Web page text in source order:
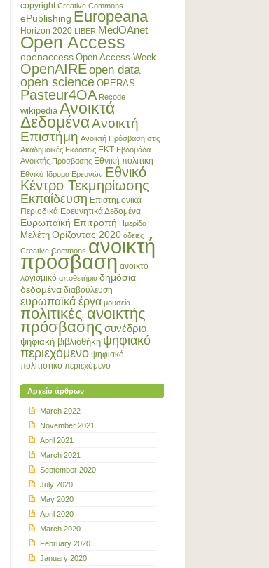
copyright Creative Commons
ePublishing Europeana
Horizon 2020 LIBER MedOAnet
Open Access
openaccess Open Access Week
OpenAIREopen data
open science OPERAS
Pasteur4OA Recode
wikipedia Ανοικτά
ΔεδομέναΑνοικτή
Επιστήμη Ανοικτή Πρόσβαση στις
Ακαδημαϊκές Εκδόσεις ΕΚΤ Εβδομάδα
Ανοικτής Πρόσβασης Εθνική πολιτική
Εθνικό Ίδρυμα Ερευνών Εθνικό
Κέντρο Τεκμηρίωσης
Εκπαίδευση Επιστημονικά
Περιοδικά Ερευνητικά Δεδομένα
Ευρωπαϊκή Επιτροπή Ημερίδα
Μελέτη Ορίζοντας 2020 άδειες
Creative Commons ανοικτή
πρόσβαση ανοικτό
λογισμικό αποθετήρια δημόσια
δεδομένα διαβούλευση
ευρωπαϊκά έργα μουσεία
πολιτικές ανοικτής
πρόσβασης συνέδριο
ψηφιακή βιβλιοθήκη ψηφιακό
περιεχόμενο ψηφιακό
πολιτιστικό περιεχόμενο
Αρχείο άρθρων
March 2022
November 2021
April 2021
March 2021
September 2020
July 2020
May 2020
April 2020
March 2020
February 2020
January 2020